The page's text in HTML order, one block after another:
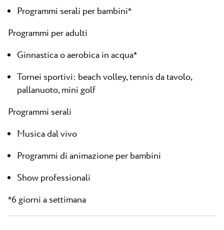
Programmi serali per bambini*
Programmi per adulti
Ginnastica o aerobica in acqua*
Tornei sportivi: beach volley, tennis da tavolo,
pallanuoto, mini golf
Programmi serali
Musica dal vivo
Programmi di animazione per bambini
Show professionali
*6 giorni a settimana